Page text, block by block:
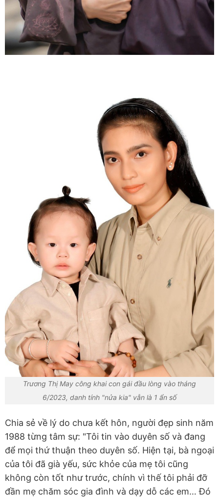
Trương Thị May công khai con gái đầu lòng vào tháng
6/2023, danh tính "nửa kia" vẫn là 1 ẩn số
Chia sẻ về lý do chưa kết hôn, người đẹp sinh năm
1988 từng tâm sự: "Tôi tin vào duyên số và đang
để mọi thứ thuận theo duyên số. Hiện tại, bà ngoại
của tôi đã già yếu, sức khỏe của mẹ tôi cũng
không còn tốt như trước, chính vì thế tôi phải đỡ
đần mẹ chăm sóc gia đình và dạy dỗ các em… Đó